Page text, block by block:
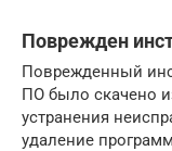
Поврежден
Поврежденный
ПО было скачено
устранения
удаление